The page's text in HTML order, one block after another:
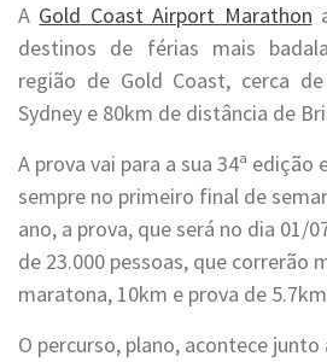
A Gold Coast Airport Marathon
destinos de férias mais
região de Gold Coast, cerca
Sydney e 80km de distância de
A prova vai para a sua 34ª
sempre no primeiro final de
ano, a prova, que será no dia 01/
de 23.000 pessoas, que correrão
maratona, 10km e prova de
O percurso, plano, acontece